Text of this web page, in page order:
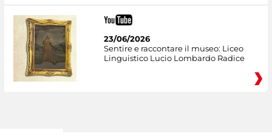
23/06/2026
Sentire e raccontare il museo: Liceo
Linguistico Lucio Lombardo Radice